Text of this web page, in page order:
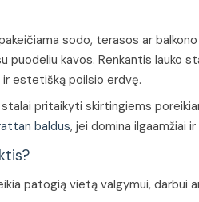
sodo, terasos ar
puodeliu kavos. Renkantis
ir estetišką poilsio erdvę.
stalai pritaikyti skirtingiems
baldus, jei domina ilgaamžiai
patogią vietą valgymui, darbui